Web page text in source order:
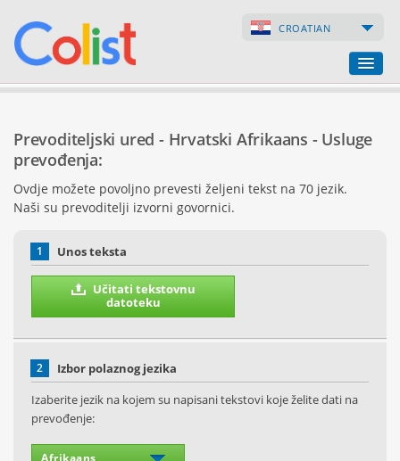
CROATIAN
Popis poduzeća
Internetske stranice
Prevoditeljski ured - Hrvatski Afrikaans - Usluge
prevođenja:
Ovdje možete povoljno prevesti željeni tekst na 70 jezik.
Naši su prevoditelji izvorni govornici.
1 Unos teksta
Učitati tekstovnu
datoteku
2
Izbor polaznog jezika
Izaberite jezik na kojem su napisani tekstovi koje želite dati na
prevođenje: